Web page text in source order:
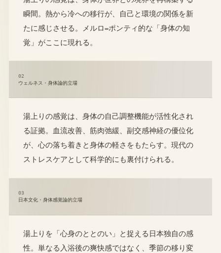
瞬間。熱から冷への移行が、自己と環境の関係を新
たに感じさせる。メルロ=ポンティ的な「身体の知
覚」がここに現れる。
02
ウェルネス・身体論的立場
湯上りの感覚は、身体の自己調整機能が活性化され
る証拠。血流改善、筋肉弛緩、副交感神経の優位化
が、心の落ち着きと身体の軽さをもたらす。現代の
ストレスケアとして科学的にも裏付けられる。
03
日本文化・身体感覚論的立場
湯上りを「心身のととのい」と捉える日本独自の感
性。単なる入浴後の爽快感ではなく、季節の移り変